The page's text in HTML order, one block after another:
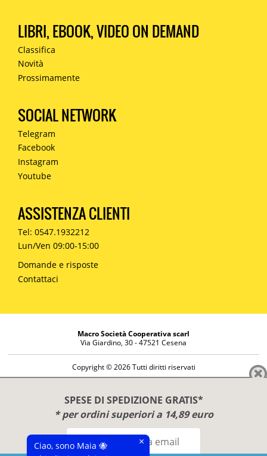
SPESE DI SPEDIZIONE GRATIS*
* per ordini superiori a 14,89 euro
LIBRI, EBOOK, VIDEO ON DEMAND
Classifica
Novità
Prossimamente
SOCIAL NETWORK
Telegram
Facebook
Instagram
Youtube
ASSISTENZA CLIENTI
Tel: 0547.1932212
Lun/Ven 09:00-15:00
Domande e risposte
Contattaci
Macro Società Cooperativa scarl
Via Giardino, 30 - 47521 Cesena
Copyright © 2026 Tutti diritti riservati
Diritto di reso
Privacy Policy
Ciao, sono Maia 🐝
×